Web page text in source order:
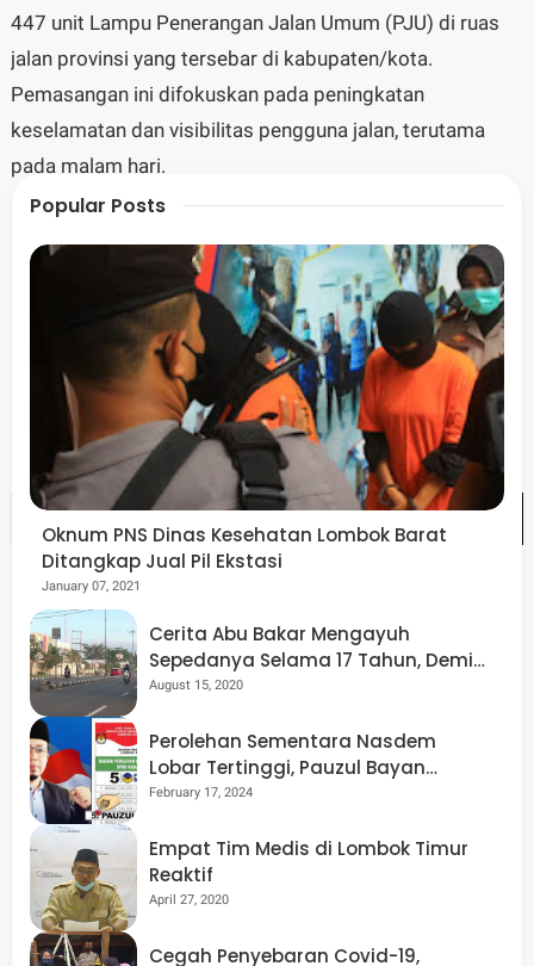
447 unit Lampu Penerangan Jalan Umum (PJU) di ruas
jalan provinsi yang tersebar di kabupaten/kota.
Pemasangan ini difokuskan pada peningkatan
keselamatan dan visibilitas pengguna jalan, terutama
pada malam hari.
Pada lintasan Kayangan–Pototano, pemerintah daerah
menjalankan Program Penyeberangan Ambulans Gratis.
Pada Desember 2025, tercatat 63 unit ambulans
menggunakan layanan ini. Jumlah tersebut meningkat
menjadi 96 unit pada Januari 2026.
Program ini ditujukan untuk mendukung mobilitas pasien
rujukan antarpulau tanpa biaya penyeberangan.
Evaluasi Awal
Data 2025 menunjukkan adanya peningkatan pergerakan
penumpang dan penerbangan di sektor udara,
pertumbuhan trafik pada sejumlah lintasan laut, serta
penambahan fasilitas keselamatan jalan.
Penguatan konektivitas menjadi salah satu fokus
Popular Posts
Oknum PNS Dinas Kesehatan Lombok Barat
Ditangkap Jual Pil Ekstasi
January 07, 2021
Cerita Abu Bakar Mengayuh
Sepedanya Selama 17 Tahun, Demi
Menggelorakan Kemerdekaan
August 15, 2020
Perolehan Sementara Nasdem
Lobar Tertinggi, Pauzul Bayan
Berpeluang “Rebut” Kursi Dapil 3
February 17, 2024
Empat Tim Medis di Lombok Timur
Reaktif
April 27, 2020
Cegah Penyebaran Covid-19,